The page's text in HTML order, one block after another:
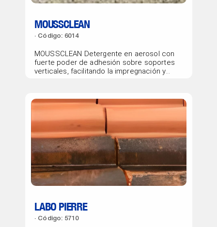
MOUSSCLEAN
Código: 6014
MOUSSCLEAN Detergente en aerosol con
fuerte poder de adhesión sobre soportes
verticales, facilitando la impregnación y
LABO PIERRE
Código: 5710